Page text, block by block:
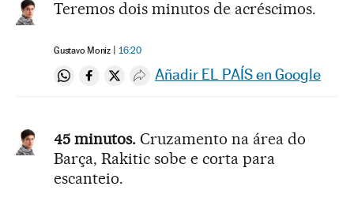
Teremos dois minutos de acréscimos.
Gustavo Moniz 16:20
Compartir en Whatsapp
Compartir en Facebook
Compartir en Twitter
Desplegar Redes Sociales
Añadir EL PAÍS en Google
45 minutos. Cruzamento na área do
Barça, Rakitic sobe e corta para
escanteio.